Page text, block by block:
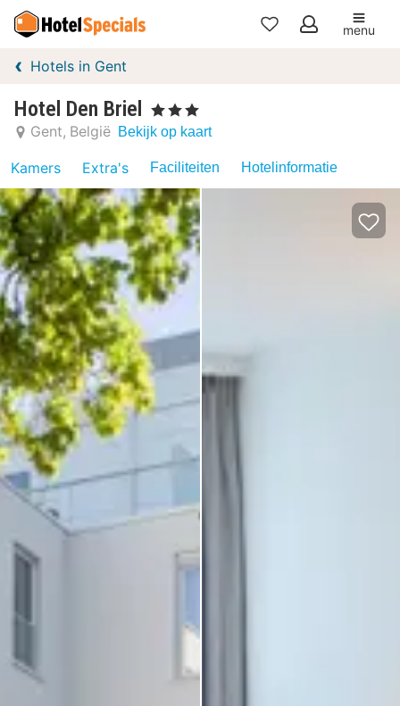
Mijn
menu
Hotels in Gent
Hotel Den Briel , 3 Sterren
Gent België Bekijk op kaart
Kamers Extra's Faciliteiten Hotelinformatie